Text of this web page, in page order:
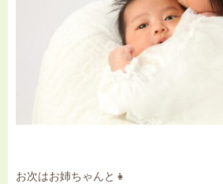
お次はお姉ちゃんと👧